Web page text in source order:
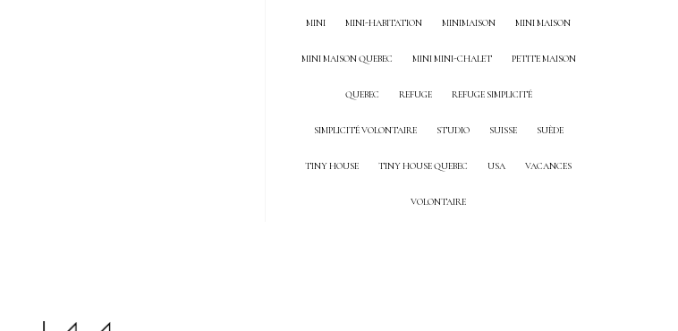
MINI MINI-HABITATION MINIMAISON MINI MAISON
MINI MAISON QUEBEC MINI MINI-CHALET PETITE MAISON
QUEBEC REFUGE REFUGE SIMPLICITÉ
SIMPLICITÉ VOLONTAIRE STUDIO SUISSE SUÈDE
TINY HOUSE TINY HOUSE QUEBEC USA VACANCES
VOLONTAIRE